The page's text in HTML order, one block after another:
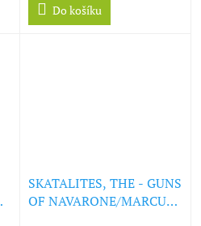
Do košíku
SKATALITES, THE - GUNS
OF NAVARONE/MARCUS